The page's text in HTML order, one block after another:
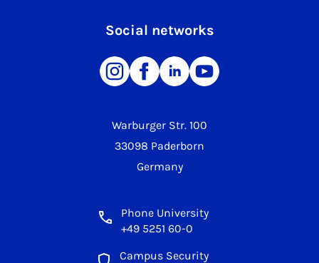
Warburger Str. 100
33098 Paderborn
Germany
Phone University
+49 5251 60-0
Campus Security
Social networks